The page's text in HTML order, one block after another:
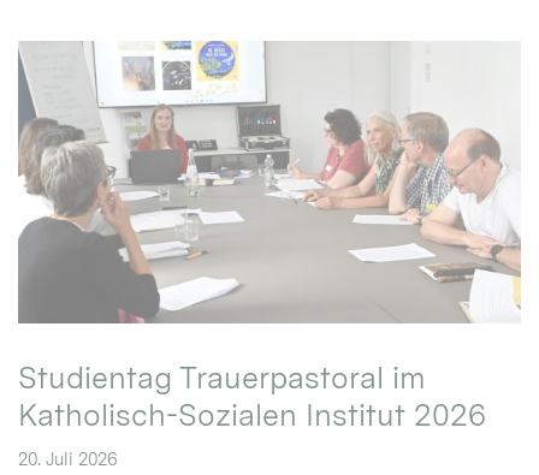
Studientag Trauerpastoral im
Katholisch-Sozialen Institut 2026
20. Juli 2026